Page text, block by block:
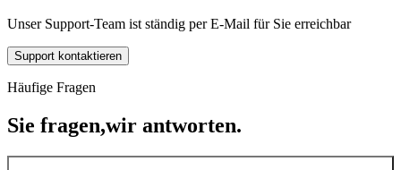
Unser Support-Team ist ständig per E-Mail für Sie erreichbar
Support kontaktieren
Häufige Fragen
Sie fragen,wir antworten.